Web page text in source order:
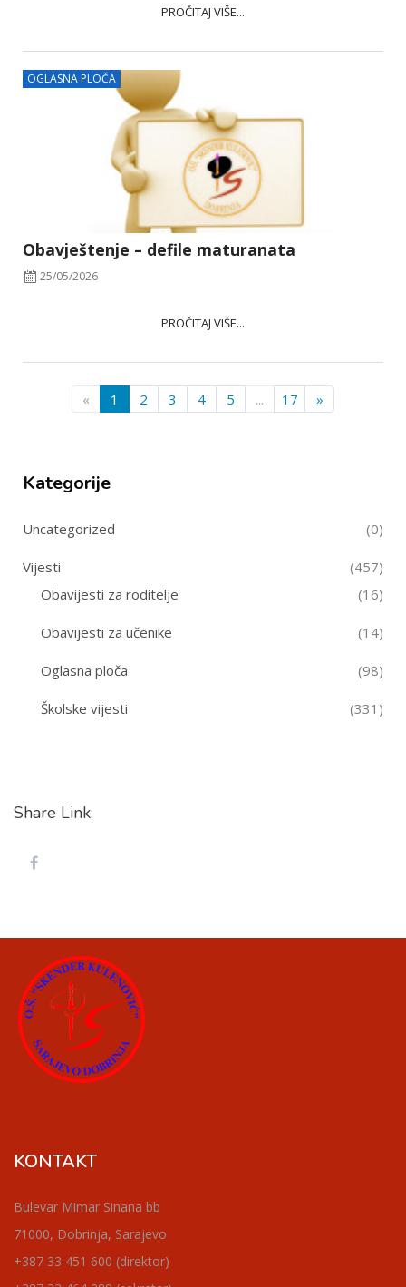
PROČITAJ VIŠE...
OGLASNA PLOČA
Obavještenje – defile maturanata
25/05/2026
PROČITAJ VIŠE...
« 1 2 3 4 5 ... 17 »
Kategorije
Uncategorized (0)
Vijesti
(457)
Obavijesti za roditelje
(16)
Obavijesti za učenike (14)
Oglasna ploča (98)
Školske vijesti (331)
Share Link:
KONTAKT
Bulevar Mimar Sinana bb
71000, Dobrinja, Sarajevo
+387 33 451 600 (direktor)